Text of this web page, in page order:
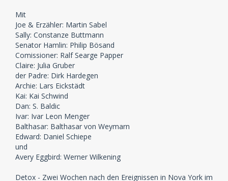
Mit
Joe & Erzähler: Martin Sabel
Sally: Constanze Buttmann
Senator Hamlin: Philip Bösand
Comissioner: Ralf Searge Papper
Claire: Julia Gruber
der Padre: Dirk Hardegen
Archie: Lars Eickstädt
Kai: Kai Schwind
Dan: S. Baldic
Ivar: Ivar Leon Menger
Balthasar: Balthasar von Weymarn
Edward: Daniel Schiepe
und
Avery Eggbird: Werner Wilkening
Detox - Zwei Wochen nach den Ereignissen in Nova York im